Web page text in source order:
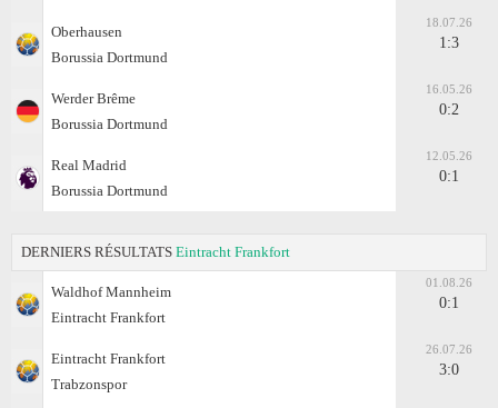
Oberhausen
Borussia Dortmund
18.07.26
1:3
Werder Brême
Borussia Dortmund
16.05.26
0:2
Real Madrid
Borussia Dortmund
12.05.26
0:1
DERNIERS RÉSULTATS Eintracht Frankfоrt
Waldhof Mannheim
Eintracht Frankfоrt
01.08.26
0:1
Eintracht Frankfоrt
Trabzonspor
26.07.26
3:0